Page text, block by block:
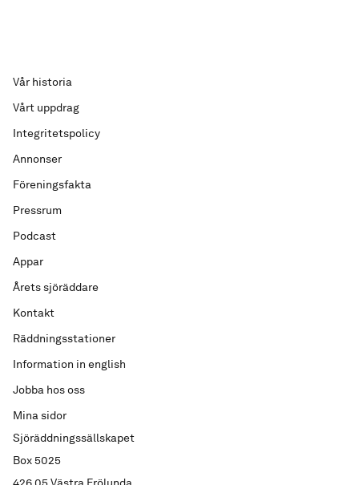
Sjöräddningssällskapet
Box 5025
Vår historia
Vårt uppdrag
Integritetspolicy
Annonser
Föreningsfakta
Pressrum
Podcast
Appar
Årets sjöräddare
Kontakt
Räddningsstationer
Information in english
Jobba hos oss
Mina sidor